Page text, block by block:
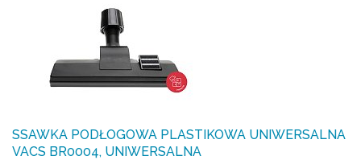
SSAWKA PODŁOGOWA PLASTIKOWA UNIWERSALNA
VACS BR0004, UNIWERSALNA